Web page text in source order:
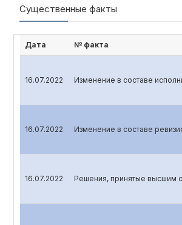
Существенные факты
Дата № факта
16.07.2022 Изменение в составе
16.07.2022 Изменение в составе
16.07.2022 Решения, принятые высшим